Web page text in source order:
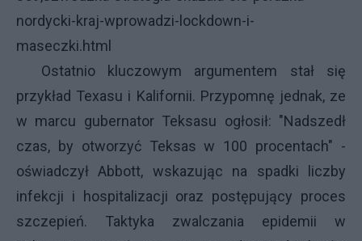
nordycki-kraj-wprowadzi-lockdown-i-
maseczki.html
Ostatnio kluczowym argumentem stał się
przykład Texasu i Kalifornii. Przypomnę jednak, ze
w marcu gubernator Teksasu ogłosił: "Nadszedł
czas, by otworzyć Teksas w 100 procentach" -
oświadczył Abbott, wskazując na spadki liczby
infekcji i hospitalizacji oraz postępujący proces
szczepień. Taktyka zwalczania epidemii w